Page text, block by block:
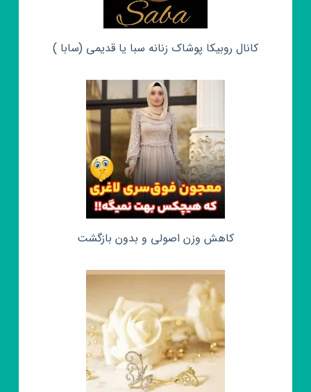
کانال روبیکا پوشاک زنانه سبا یا قدیمی (سابا )
کاهش وزن اصولی و بدون بازگشت